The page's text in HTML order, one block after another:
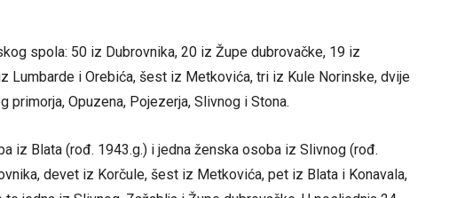
spola: 50 iz Dubrovnika, 20 iz Župe dubrovačke, 19 iz
Lumbarde i Orebića, šest iz Metkovića, tri iz Kule Norinske, dvije
Opuzena, Pojezerja, Slivnog i Stona.
iz Blata (rođ. 1943.g.) i jedna ženska osoba iz Slivnog (rođ.
devet iz Korčule, šest iz Metkovića, pet iz Blata i Konavala,